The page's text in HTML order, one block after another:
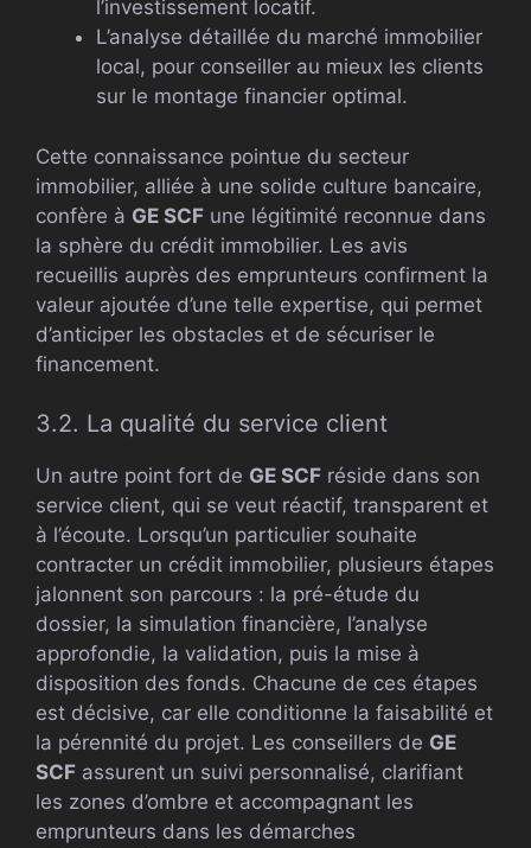
l’investissement locatif.
L’analyse détaillée du marché immobilier
local, pour conseiller au mieux les clients
sur le montage financier optimal.
Cette connaissance pointue du secteur
immobilier, alliée à une solide culture bancaire,
confère à GE SCF une légitimité reconnue dans
la sphère du crédit immobilier. Les avis
recueillis auprès des emprunteurs confirment la
valeur ajoutée d’une telle expertise, qui permet
d’anticiper les obstacles et de sécuriser le
financement.
3.2. La qualité du service client
Un autre point fort de GE SCF réside dans son
service client, qui se veut réactif, transparent et
à l’écoute. Lorsqu’un particulier souhaite
contracter un crédit immobilier, plusieurs étapes
jalonnent son parcours : la pré-étude du
dossier, la simulation financière, l’analyse
approfondie, la validation, puis la mise à
disposition des fonds. Chacune de ces étapes
est décisive, car elle conditionne la faisabilité et
la pérennité du projet. Les conseillers de GE
SCF assurent un suivi personnalisé, clarifiant
les zones d’ombre et accompagnant les
emprunteurs dans les démarches